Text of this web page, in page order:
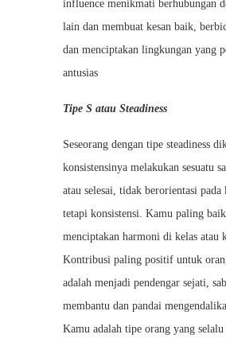
influence menikmati berhubungan
lain dan membuat kesan baik,
dan menciptakan lingkungan yang
antusias
Tipe S atau Steadiness
Seseorang dengan tipe steadiness
konsistensinya melakukan sesuatu
atau selesai, tidak berorientasi pada
tetapi konsistensi. Kamu paling
menciptakan harmoni di kelas atau
Kontribusi paling positif untuk
adalah menjadi pendengar sejati,
membantu dan pandai
Kamu adalah tipe orang yang